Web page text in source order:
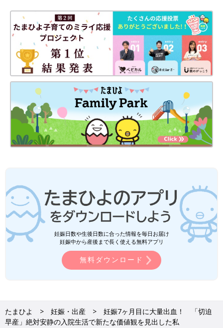
妊娠日数や生後日数に合った情報を毎日お届け
妊娠中から産後まで長く使える無料アプリ
無料ダウンロード
たまひよ 妊娠・出産
妊娠7ヶ月目に大量出血！ 「切迫
早産」絶対安静の入院生活で新たな価値観を見出した私